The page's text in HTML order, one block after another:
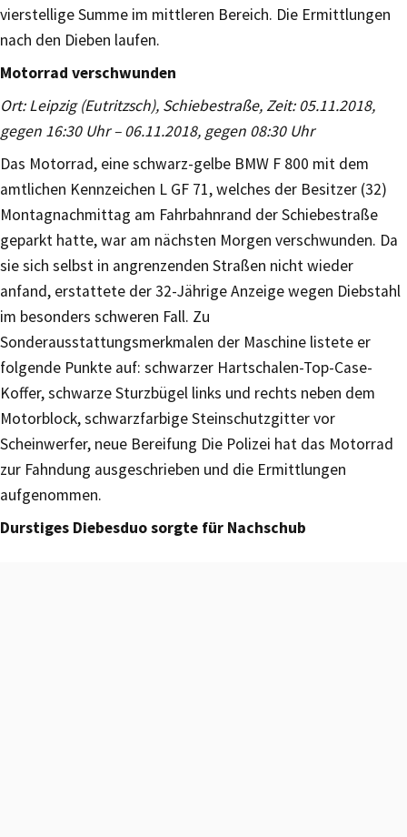
vierstellige Summe im mittleren Bereich. Die Ermittlungen
nach den Dieben laufen.
Motorrad verschwunden
Ort: Leipzig (Eutritzsch), Schiebestraße, Zeit: 05.11.2018,
gegen 16:30 Uhr – 06.11.2018, gegen 08:30 Uhr
Das Motorrad, eine schwarz-gelbe BMW F 800 mit dem
amtlichen Kennzeichen L GF 71, welches der Besitzer (32)
Montagnachmittag am Fahrbahnrand der Schiebestraße
geparkt hatte, war am nächsten Morgen verschwunden. Da
sie sich selbst in angrenzenden Straßen nicht wieder
anfand, erstattete der 32-Jährige Anzeige wegen Diebstahl
im besonders schweren Fall. Zu
Sonderausstattungsmerkmalen der Maschine listete er
folgende Punkte auf: schwarzer Hartschalen-Top-Case-
Koffer, schwarze Sturzbügel links und rechts neben dem
Motorblock, schwarzfarbige Steinschutzgitter vor
Scheinwerfer, neue Bereifung Die Polizei hat das Motorrad
zur Fahndung ausgeschrieben und die Ermittlungen
aufgenommen.
Durstiges Diebesduo sorgte für Nachschub